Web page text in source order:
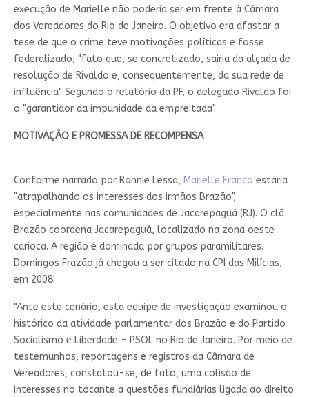
execução de Marielle não poderia ser em frente à Câmara
dos Vereadores do Rio de Janeiro. O objetivo era afastar a
tese de que o crime teve motivações políticas e fosse
federalizado, "fato que, se concretizado, sairia da alçada de
resolução de Rivaldo e, consequentemente, da sua rede de
influência". Segundo o relatório da PF, o delegado Rivaldo foi
o "garantidor da impunidade da empreitada".
MOTIVAÇÃO E PROMESSA DE RECOMPENSA
Conforme narrado por Ronnie Lessa, Marielle Franco estaria
"atrapalhando os interesses dos irmãos Brazão",
especialmente nas comunidades de Jacarepaguá (RJ). O clã
Brazão coordena Jacarepaguá, localizado na zona oeste
carioca. A região é dominada por grupos paramilitares.
Domingos Frazão já chegou a ser citado na CPI das Milícias,
em 2008.
"Ante este cenário, esta equipe de investigação examinou o
histórico da atividade parlamentar dos Brazão e do Partido
Socialismo e Liberdade - PSOL no Rio de Janeiro. Por meio de
testemunhos, reportagens e registros da Câmara de
Vereadores, constatou-se, de fato, uma colisão de
interesses no tocante a questões fundiárias ligada ao direito